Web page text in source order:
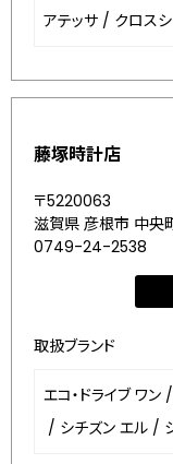
アテッサ / クロス
藤塚時計店
〒5220063
滋賀県 彦根市 中央
0749-24-2538
取扱ブランド
エコ・ドライブ ワン /
/ シチズン エル /